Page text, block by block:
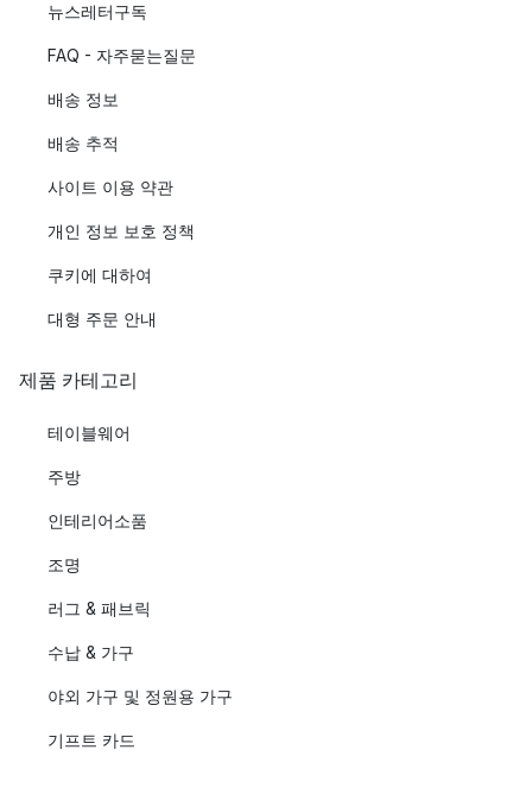
뉴스레터구독
FAQ - 자주묻는질문
배송 정보
배송 추적
사이트 이용 약관
개인 정보 보호 정책
쿠키에 대하여
대형 주문 안내
제품 카테고리
테이블웨어
주방
인테리어소품
조명
러그 & 패브릭
수납 & 가구
야외 가구 및 정원용 가구
기프트 카드